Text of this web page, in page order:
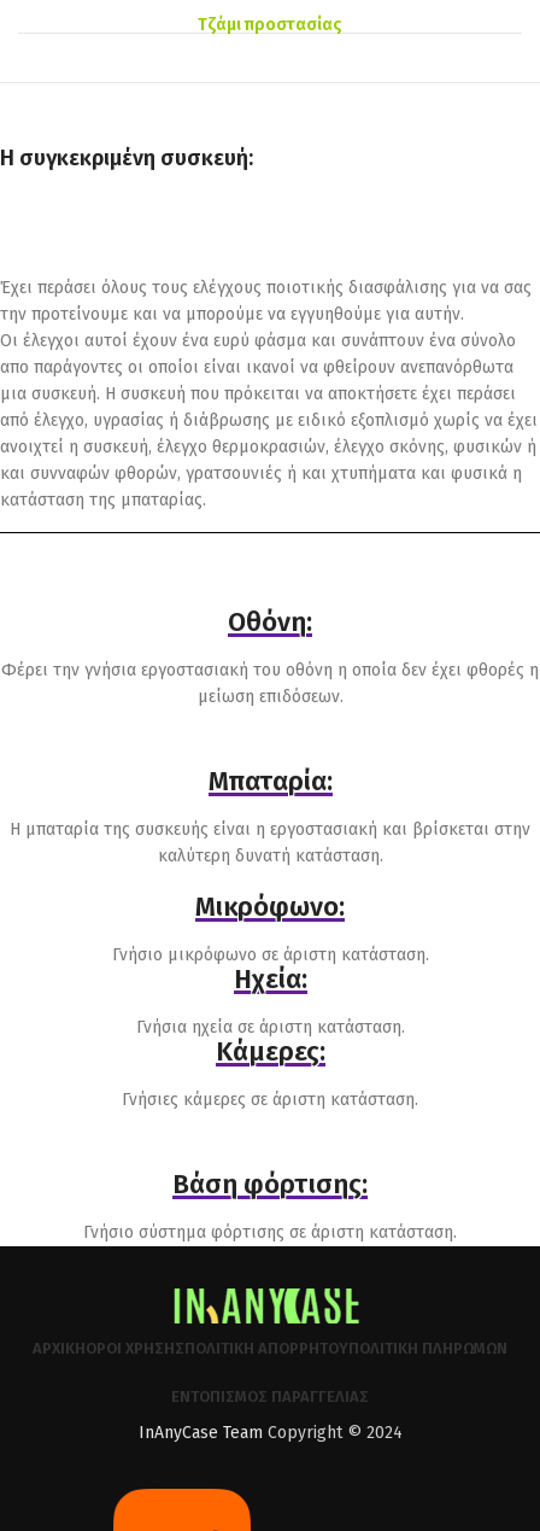
Τζάμι προστασίας
Η συγκεκριμένη συσκευή:
Έχει περάσει όλους τους ελέγχους ποιοτικής διασφάλισης για να σας
την προτείνουμε και να μπορούμε να εγγυηθούμε για αυτήν.
Οι έλεγχοι αυτοί έχουν ένα ευρύ φάσμα και συνάπτουν ένα σύνολο
απο παράγοντες οι οποίοι είναι ικανοί να φθείρουν ανεπανόρθωτα
μια συσκευή. Η συσκευή που πρόκειται να αποκτήσετε έχει περάσει
από έλεγχο, υγρασίας ή διάβρωσης με ειδικό εξοπλισμό χωρίς να έχει
ανοιχτεί η συσκευή, έλεγχο θερμοκρασιών, έλεγχο σκόνης, φυσικών ή
και συνναφών φθορών, γρατσουνιές ή και χτυπήματα και φυσικά η
κατάσταση της μπαταρίας.
Οθόνη:
Φέρει την γνήσια εργοστασιακή του οθόνη η οποία δεν έχει φθορές η
μείωση επιδόσεων.
Μπαταρία:
Η μπαταρία της συσκευής είναι η εργοστασιακή και βρίσκεται στην
καλύτερη δυνατή κατάσταση.
Μικρόφωνο:
Γνήσιο μικρόφωνο σε άριστη κατάσταση.
Ηχεία:
Γνήσια ηχεία σε άριστη κατάσταση.
Κάμερες:
Γνήσιες κάμερες σε άριστη κατάσταση.
Βάση φόρτισης:
Γνήσιο σύστημα φόρτισης σε άριστη κατάσταση.
ΑΡΧΙΚΉΌΡΟΙ ΧΡΉΣΗΣΠΟΛΙΤΙΚΉ ΑΠΟΡΡΉΤΟΥΠΟΛΙΤΙΚΉ ΠΛΗΡΩΜΏΝ
ΕΝΤΟΠΙΣΜΌΣ ΠΑΡΑΓΓΕΛΊΑΣ
InAnyCase Team Copyright © 2024